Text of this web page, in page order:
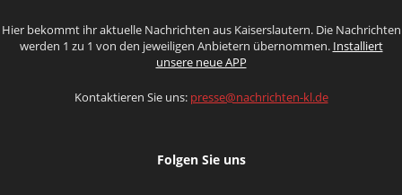
Hier bekommt ihr aktuelle Nachrichten aus Kaiserslautern. Die Nachrichten
werden 1 zu 1 von den jeweiligen Anbietern übernommen. Installiert
unsere neue APP
Kontaktieren Sie uns: presse@nachrichten-kl.de
Folgen Sie uns